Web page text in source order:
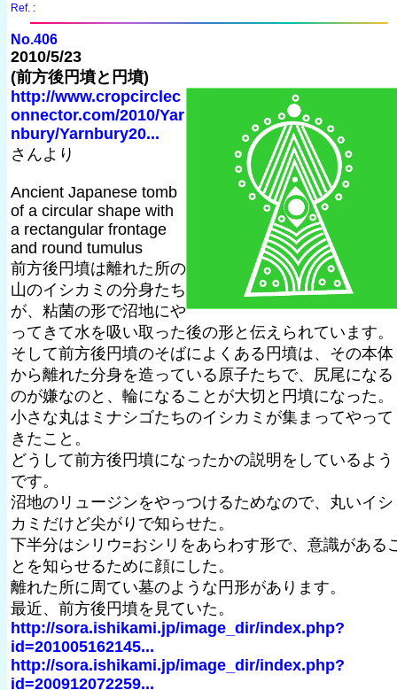
Ref. :
No.406
2010/5/23
(前方後円墳と円墳)
http://www.cropcirclec
onnector.com/2010/Yar
nbury/Yarnbury20...
さんより
Ancient Japanese tomb
of a circular shape with
a rectangular frontage
and round tumulus
前方後円墳は離れた所の
山のイシカミの分身たち
が、粘菌の形で沼地にや
ってきて水を吸い取った後の形と伝えられています。
そして前方後円墳のそばによくある円墳は、その本体
から離れた分身を造っている原子たちで、尻尾になる
のが嫌なのと、輪になることが大切と円墳になった。
小さな丸はミナシゴたちのイシカミが集まってやって
きたこと。
どうして前方後円墳になったかの説明をしているよう
です。
沼地のリュージンをやっつけるためなので、丸いイシ
カミだけど尖がりで知らせた。
下半分はシリウ=おシリをあらわす形で、意識がある
とを知らせるために顔にした。
離れた所に周てい墓のような円形があります。
最近、前方後円墳を見ていた。
http://sora.ishikami.jp/image_dir/index.php?
id=201005162145...
http://sora.ishikami.jp/image_dir/index.php?
id=200912072259...